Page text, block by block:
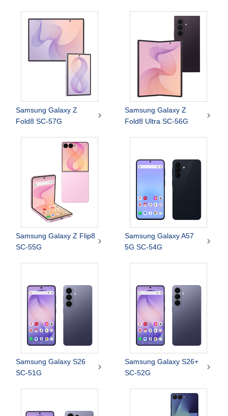
Samsung Galaxy Z
Fold8 SC-57G

Samsung Galaxy Z
Fold8 Ultra SC-56G

Samsung Galaxy Z Flip8
SC-55G

Samsung Galaxy A57
5G SC-54G

Samsung Galaxy S26
SC-51G

Samsung Galaxy S26+
SC-52G
